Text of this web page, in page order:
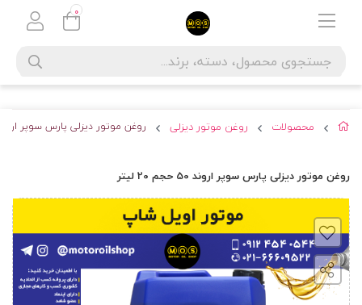
محصولات روغن موتور دیزلی روغن موتور دیزلی پارس سوپر اروند 50 حجم 20
روغن موتور دیزلی پارس سوپر اروند 50 حجم 20 لیتر
0